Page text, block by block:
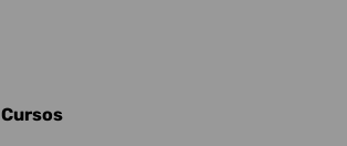
Cursos